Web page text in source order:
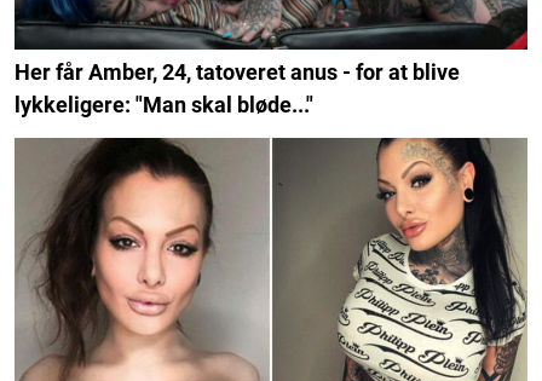
Her får Amber, 24, tatoveret anus - for at blive
lykkeligere: "Man skal bløde..."